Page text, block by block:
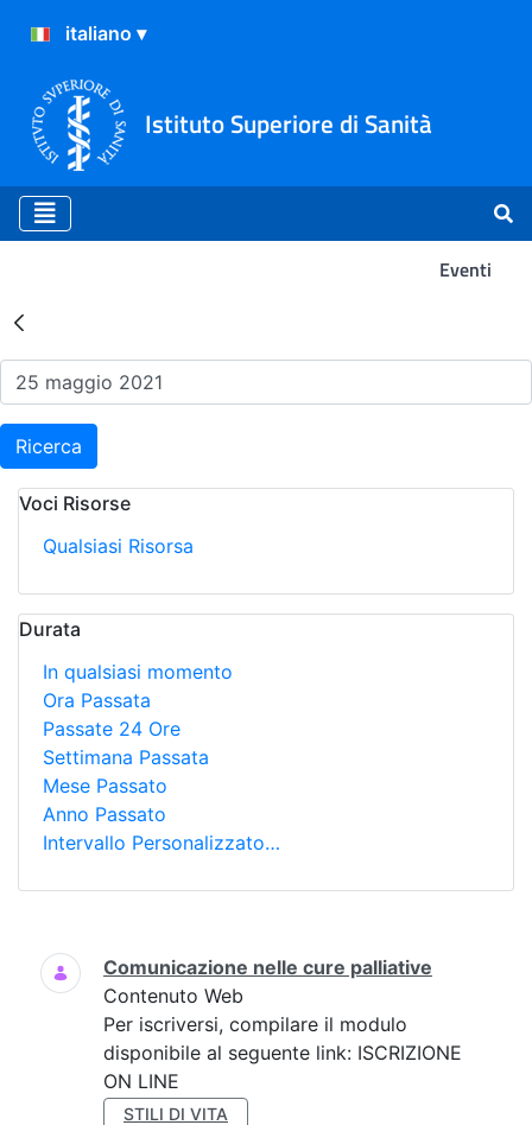
Istituto Superiore di Sanità
Eventi
Risultati della Ricerca -
Ricerca
Voci Risorse
Qualsiasi Risorsa
Durata
In qualsiasi momento
Ora Passata
Passate 24 Ore
Settimana Passata
Mese Passato
Anno Passato
Intervallo Personalizzato…
Ricerca
Comunicazione nelle cure palliative
Contenuto Web
Per iscriversi, compilare il modulo
disponibile al seguente link: ISCRIZIONE
ON LINE
STILI DI VITA